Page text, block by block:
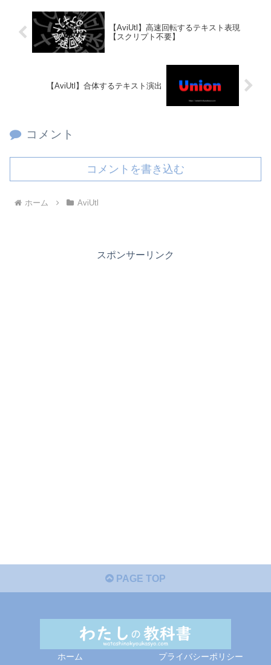
【AviUtl】高速回転するテキスト表現
【スクリプト不要】
【AviUtl】合体するテキスト演出
コメント
コメントを書き込む
ホーム AviUtl
スポンサーリンク
PAGE TOP
ホーム プライバシーポリシー